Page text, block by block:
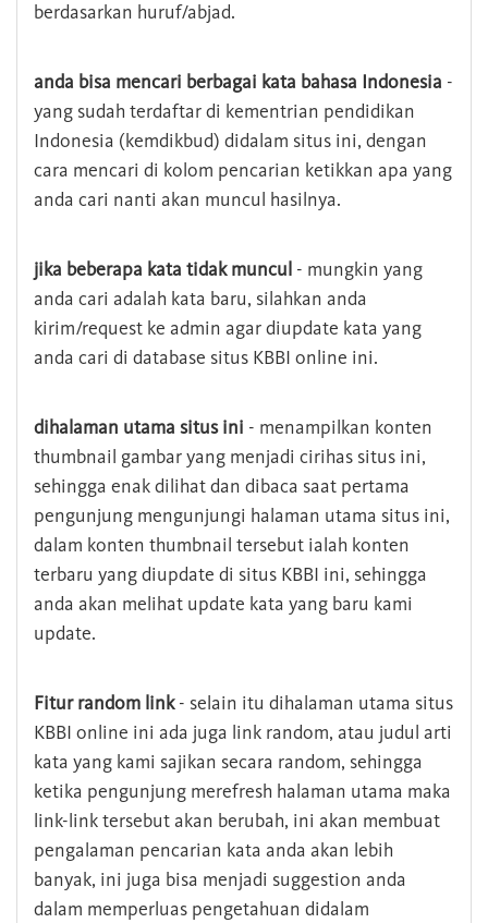
berdasarkan huruf/abjad.
anda bisa mencari berbagai kata bahasa Indonesia -
yang sudah terdaftar di kementrian pendidikan
Indonesia (kemdikbud) didalam situs ini, dengan
cara mencari di kolom pencarian ketikkan apa yang
anda cari nanti akan muncul hasilnya.
jika beberapa kata tidak muncul - mungkin yang
anda cari adalah kata baru, silahkan anda
kirim/request ke admin agar diupdate kata yang
anda cari di database situs KBBI online ini.
dihalaman utama situs ini - menampilkan konten
thumbnail gambar yang menjadi cirihas situs ini,
sehingga enak dilihat dan dibaca saat pertama
pengunjung mengunjungi halaman utama situs ini,
dalam konten thumbnail tersebut ialah konten
terbaru yang diupdate di situs KBBI ini, sehingga
anda akan melihat update kata yang baru kami
update.
Fitur random link- selain itu dihalaman utama situs
KBBI online ini ada juga link random, atau judul arti
kata yang kami sajikan secara random, sehingga
ketika pengunjung merefresh halaman utama maka
link-link tersebut akan berubah, ini akan membuat
pengalaman pencarian kata anda akan lebih
banyak, ini juga bisa menjadi suggestion anda
dalam memperluas pengetahuan didalam